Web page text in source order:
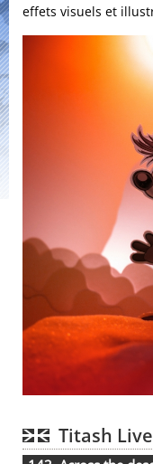
effets visuels et
Titash